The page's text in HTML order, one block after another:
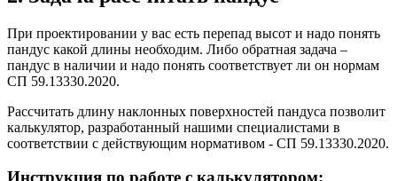
При проектировании у вас есть перепад высот и надо понять
пандус какой длины необходим. Либо обратная задача –
пандус в наличии и надо понять соответствует ли он нормам
СП 59.13330.2020.
Рассчитать длину наклонных поверхностей пандуса позволит
калькулятор, разработанный нашими специалистами в
соответствии с действующим нормативом - СП 59.13330.2020.